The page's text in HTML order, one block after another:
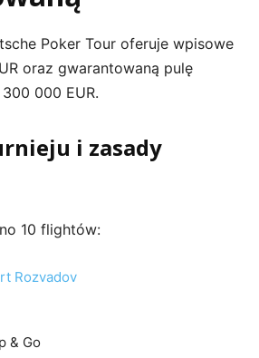
Poker Tour oferuje wpisowe
oraz gwarantowaną pulę
000 EUR.
i zasady
10 flightów:
Rozvadov
& Go